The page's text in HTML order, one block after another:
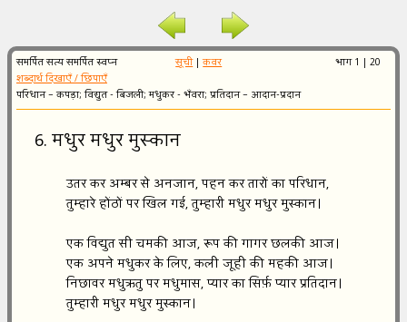
समर्पित सत्य समर्पित स्वप्न सूची|कवर
भाग 1 | 20
शब्दार्थ दिखाएँ / छिपाएँ
परिधान – कपड़ा; विद्युत - बिजली; मधुकर - भँवरा; प्रतिदान – आदान-प्रदान
6. मधुर मधुर मुस्कान
उतर कर अम्बर से अनजान, पहन कर तारों का परिधान,
तुम्हारे होंठों पर खिल गई, तुम्हारी मधुर मधुर मुस्कान।
एक विद्युत सी चमकी आज, रूप की गागर छलकी आज।
एक अपने मधुकर के लिए, कली जूही की महकी आज।
निछावर मधुऋतु पर मधुमास, प्यार का सिर्फ़ प्यार प्रतिदान।
तुम्हारी मधुर मधुर मुस्कान।